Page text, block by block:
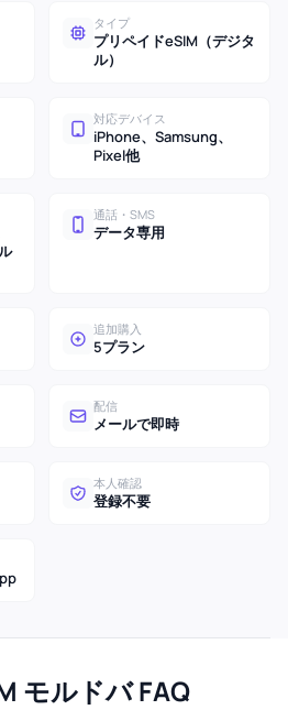
タイプ
プリペイドeSIM（デジタ
ル）
対応デバイス
iPhone、Samsung、
Pixel他
通話・SMS
データ専用
追加購入
5プラン
配信
メールで即時
本人確認
登録不要
モルドバ FAQ